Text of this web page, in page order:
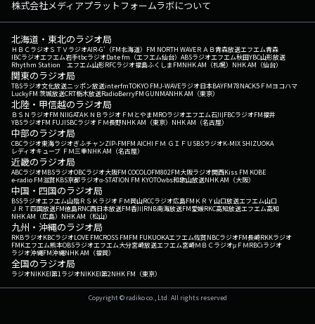
株式会社メディアプラットフォームラボについて
北海道・東北のラジオ局
ＨＢＣラジオＳＴＶラジオAIR-G'（FM北海道） FM NORTH WAVEＲＡＢ青森放送エフエム青森
IBCラジオエフエム岩手tbcラジオDate fm（エフエム仙台） ABSラジオエフエム秋田YBC山形放送
Rhythm Station エフエム山形RFCラジオ福島ふくしまFMNHK AM（札幌） NHK AM（仙台）
関東のラジオ局
TBSラジオ文化放送ニッポン放送interfmTOKYO FMJ-WAVEラジオ日本BAYFM78NACK5 ＦＭヨコハマ
LuckyFM 茨城放送CRT栃木放送RadioBerryFM GUNMANHK AM（東京）
北陸・甲信越のラジオ局
ＢＳＮラジオFM NIIGATAＫＮＢラジオ ＦＭとやまMROラジオエフエム石川FBCラジオFM福井
YBSラジオFM FUJISBCラジオ ＦＭ長野NHK AM（東京） NHK AM（名古屋）
中部のラジオ局
CBCラジオ東海ラジオぎふチャンZIP-FMFM AICHI ＦＭ ＧＩＦＵ SBSラジオK-MIX SHIZUOKA
レディオキューブ ＦＭ三重NHK AM（名古屋）
近畿のラジオ局
ABCラジオMBSラジオOBCラジオ大阪FM COCOLOFM802FM大阪ラジオ関西Kiss FM KOBE
e-radio FM滋賀KBS京都ラジオα-STATION FM KYOTOwbs和歌山放送NHK AM（大阪）
中国・四国のラジオ局
BSSラジオエフエム山陰ＲＳＫラジオ ＦＭ岡山RCCラジオ広島FM ＫＲＹ山口放送エフエム山口
ＪＲＴ四国放送FM徳島RNC西日本放送FM香川RNB南海放送FM愛媛RKC高知放送エフエム高知
NHK AM（広島） NHK AM（松山）
九州・沖縄のラジオ局
RKBラジオKBCラジオLOVE FMCROSS FMFM FUKUOKAエフエム佐賀NBCラジオFM長崎RKKラジオ
FMKエフエム熊本OBSラジオエフエム大分宮崎放送エフエム宮崎ＭＢＣラジオμＦＭRBCiラジオ
ラジオ沖縄FM沖縄NHK AM（福岡）
全国のラジオ局
ラジオNIKKEI第1ラジオNIKKEI第2NHK FM（東京）
Copyright © radiko co., Ltd. All rights reserved